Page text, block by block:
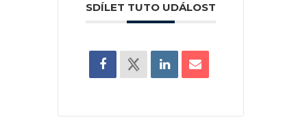
SDÍLET TUTO UDÁLOST